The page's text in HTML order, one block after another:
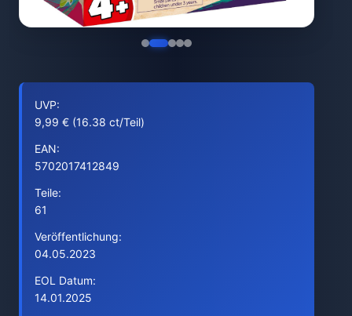
UVP:
9,99 € (16.38 ct/Teil)
EAN:
5702017412849
Teile:
61
Veröffentlichung:
04.05.2023
EOL Datum:
14.01.2025